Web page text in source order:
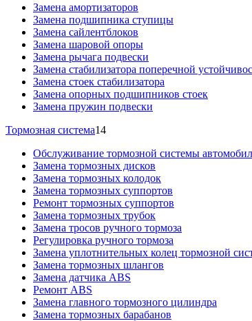
Замена амортизаторов
Замена подшипника ступицы
Замена сайлентблоков
Замена шаровой опоры
Замена рычага подвески
Замена стабилизатора поперечной
Замена стоек стабилизатора
Замена опорных подшипников стоек
Замена пружин подвески
Тормозная система14
Обслуживание тормозной системы
Замена тормозных дисков
Замена тормозных колодок
Замена тормозных суппортов
Ремонт тормозных суппортов
Замена тормозных трубок
Замена тросов ручного тормоза
Регулировка ручного тормоза
Замена уплотнительных колец тормозной
Замена тормозных шлангов
Замена датчика ABS
Ремонт ABS
Замена главного тормозного цилиндра
Замена тормозных барабанов